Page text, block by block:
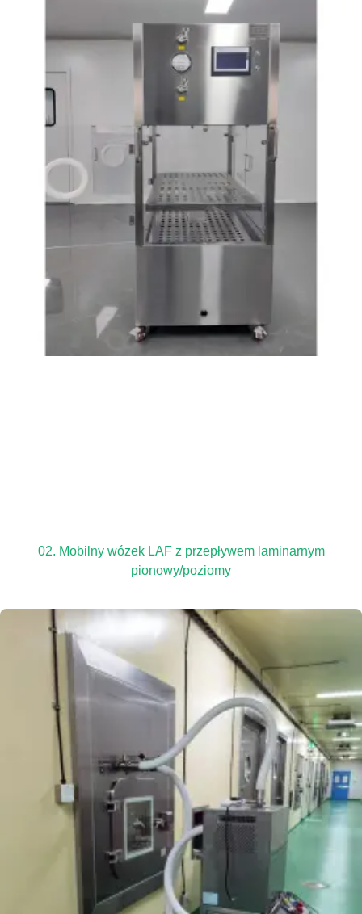
02. Mobilny wózek LAF z przepływem laminarnym
pionowy/poziomy